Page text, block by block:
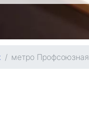
метро Профсоюзная